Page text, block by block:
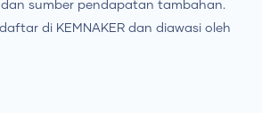
sumber pendapatan tambahan.
di KEMNAKER dan diawasi oleh